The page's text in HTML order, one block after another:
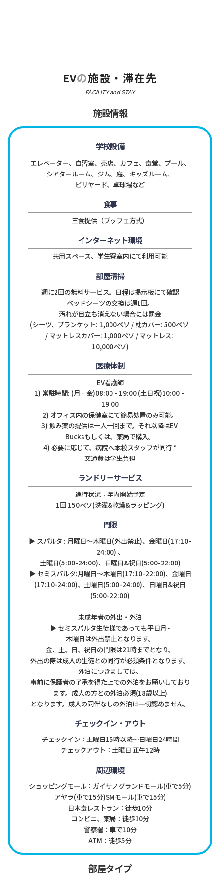
EVの施設・滞在先
FACILITY and STAY
施設情報
学校設備
エレベーター、自習室、売店、カフェ、食堂、プール、
シアタールーム、ジム、庭、キッズルーム、
ビリヤード、卓球場など
食事
三食提供（ブッフェ方式）
インターネット環境
共用スペース、学生寮室内にて利用可能
部屋清掃
週に2回の無料サービス。日程は掲示板にて確認
ベッドシーツの交換は週1回。
汚れが目立ち消えない場合には罰金
(シーツ、ブランケット: 1,000ペソ / 枕カバー: 500ペソ
/ マットレスカバー: 1,000ペソ / マットレス:
10,000ペソ)
医療体制
EV看護師
1) 常駐時間: (月‐金)08:00 - 19:00 (土日祝)10:00 -
19:00
2) オフィス内の保健室にて簡易処置のみ可能。
3) 飲み薬の提供は一人一回まで。それ以降はEV
Bucksもしくは、薬局で購入。
4) 必要に応じて、病院へ本校スタッフが同行 *
交通費は学生負担
ランドリーサービス
進行状況：年内開始予定
1回 150ペソ(洗濯&乾燥&ラッピング)
門限
▶ スパルタ : 月曜日〜木曜日(外出禁止)、金曜日(17:10-
24:00) 、
土曜日(5:00-24:00)、日曜日&祝日(5:00-22:00)
▶ セミスパルタ:月曜日〜木曜日(17:10-22:00)、金曜日
(17:10-24:00)、土曜日(5:00-24:00)、日曜日&祝日
(5:00-22:00)
未成年者の外出・外泊
▶ セミスパルタ生徒様であっても平日月~
木曜日は外出禁止となります。
金、土、日、祝日の門限は21時までとなり、
外出の際は成人の生徒との同行が必須条件となります。
外泊につきましては、
事前に保護者の了承を得た上での外泊をお願いしており
ます。成人の方との外泊必須(18歳以上)
となります。成人の同伴なしの外泊は一切認めません。
チェックイン・アウト
チェックイン：土曜日15時以降〜日曜日24時間
チェックアウト：土曜日 正午12時
周辺環境
ショッピングモール：ガイサノグランドモール(車で5分)
アヤラ(車で15分)SMモール(車で15分)
日本食レストラン：徒歩10分
コンビニ、薬局：徒歩10分
警察署：車で10分
ATM：徒歩5分
部屋タイプ